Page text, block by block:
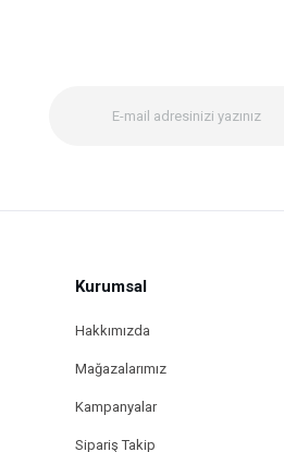
Kurumsal
Hakkımızda
Mağazalarımız
Kampanyalar
Sipariş Takip